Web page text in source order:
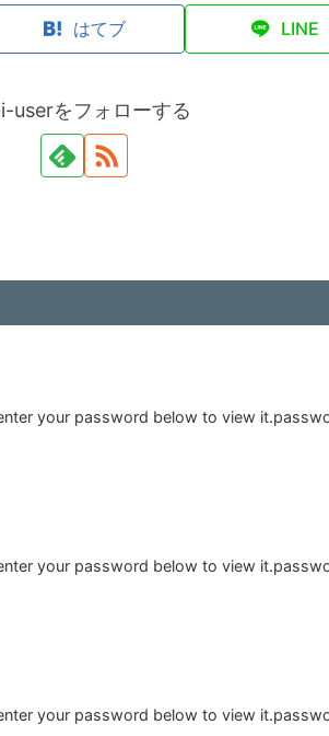
はてブ LINE
userをフォローする
your password below to view
your password below to view
your password below to view